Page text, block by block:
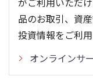
品のお取引、資
投資情報をご利用
オンラインサ